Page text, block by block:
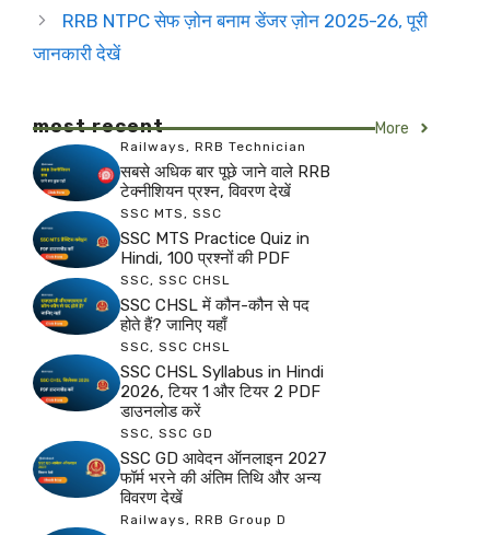
RRB NTPC सेफ ज़ोन बनाम डेंजर ज़ोन 2025-26, पूरी
जानकारी देखें
most recent More
Railways , RRB Technician
सबसे अधिक बार पूछे जाने वाले RRB
टेक्नीशियन प्रश्न, विवरण देखें
SSC MTS , SSC
SSC MTS Practice Quiz in
Hindi, 100 प्रश्नों की PDF
SSC, SSC CHSL
SSC CHSL में कौन-कौन से पद
होते हैं? जानिए यहाँ
SSC, SSC CHSL
SSC CHSL Syllabus in Hindi
2026, टियर 1 और टियर 2 PDF
डाउनलोड करें
SSC, SSC GD
SSC GD आवेदन ऑनलाइन 2027
फॉर्म भरने की अंतिम तिथि और अन्य
विवरण देखें
Railways , RRB Group D